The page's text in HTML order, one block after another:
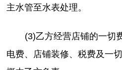
主水管至水表处理。
(3)乙方经营店铺的一切
电费、店铺装修、税费及一